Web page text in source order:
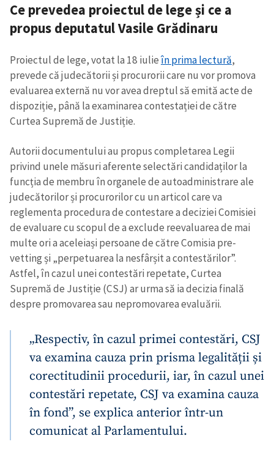
Ce prevedea proiectul de lege și ce a
propus deputatul Vasile Grădinaru
Proiectul de lege, votat la 18 iulieîn prima lectură,
prevede că judecătorii și procurorii care nu vor promova
evaluarea externă nu vor avea dreptul să emită acte de
dispoziție, până la examinarea contestației de către
Curtea Supremă de Justiție.
Autorii documentului au propus completarea Legii
privind unele măsuri aferente selectări candidaților la
funcția de membru în organele de autoadministrare ale
judecătorilor și procurorilor cu un articol care va
reglementa procedura de contestare a deciziei Comisiei
de evaluare cu scopul de a exclude reevaluarea de mai
multe ori a aceleiași persoane de către Comisia pre-
vetting și „perpetuarea la nesfârșit a contestărilor”.
Astfel, în cazul unei contestări repetate, Curtea
Supremă de Justiție (CSJ) ar urma să ia decizia finală
despre promovarea sau nepromovarea evaluării.
„Respectiv, în cazul primei contestări, CSJ
va examina cauza prin prisma legalității și
corectitudinii procedurii, iar, în cazul unei
contestări repetate, CSJ va examina cauza
în fond”, se explica anterior într-un
comunicat al Parlamentului.